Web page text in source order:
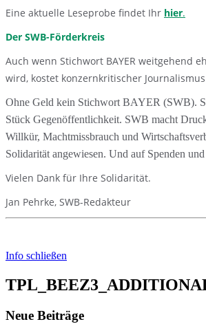
Eine aktuelle Leseprobe findet Ihr hier.
Der SWB-Förderkreis
Auch wenn Stichwort BAYER weitgehend
wird, kostet konzernkritischer
Ohne Geld kein Stichwort BAYER (SWB).
Stück Gegenöffentlichkeit. SWB macht
Willkür, Machtmissbrauch und
Solidarität angewiesen. Und auf Spenden
Vielen Dank für Ihre Solidarität.
Jan Pehrke, SWB-Redakteur
Info schließen
Neue Beiträge